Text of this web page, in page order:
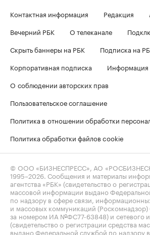
Контактная информация Редакция
Вечерний РБК
О телеканале
Скрыть баннеры на РБК
Подписка на
Корпоративная подписка
Информация
О соблюдении авторских прав
Пользовательское соглашение
Политика в отношении обработки
Политика обработки файлов cookie
© ООО «БИЗНЕСПРЕСС», АО
1995–2026 . Сообщения и материалы
агентства «РБК» (свидетельство о
массовой информации выдано
по надзору в сфере связи,
и массовых коммуникаций (Роскомнадзор)
за номером ИА №ФС77-63848) и сетевого
(свидетельство о регистрации средства
выдано Федеральной службой по надзору в